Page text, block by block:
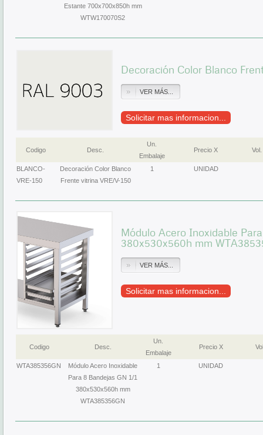
Estante 700x700x850h mm
WTW170070S2
Decoración Color Blanco
VER MÁS...
Solicitar mas informacion...
Codigo Desc.
Un.
Embalaje
Precio X Vol.
BLANCO-
VRE-150
Decoración Color Blanco
Frente vitrina VRE/V-150
1 UNIDAD
Módulo Acero Inoxidable
380x530x560h mm
VER MÁS...
Solicitar mas informacion...
Codigo Desc.
Un.
Embalaje
Precio X
WTA385356GN
Módulo Acero Inoxidable
Para 8 Bandejas GN 1/1
380x530x560h mm
WTA385356GN
1 UNIDAD